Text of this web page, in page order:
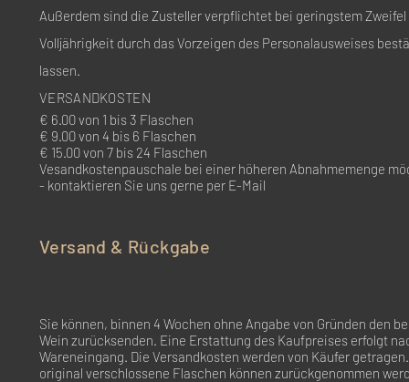
Außerdem sind die Zusteller verpflichtet bei geringstem
Volljährigkeit durch das Vorzeigen des Personalausweises
lassen.
VERSANDKOSTEN
€ 6.00 von 1 bis 3 Flaschen
€ 9.00 von 4 bis 6 Flaschen
€ 15.00 von 7 bis 24 Flaschen
Vesandkostenpauschale bei einer höheren Abnahmemenge
- kontaktieren Sie uns gerne per E-Mail
Versand & Rückgabe
Sie können, binnen 4 Wochen ohne Angabe von Gründen den
Wein zurücksenden. Eine Erstattung des Kaufpreises erfolgt
Wareneingang. Die Versandkosten werden von Käufer
original verschlossene Flaschen können zurückgenommen